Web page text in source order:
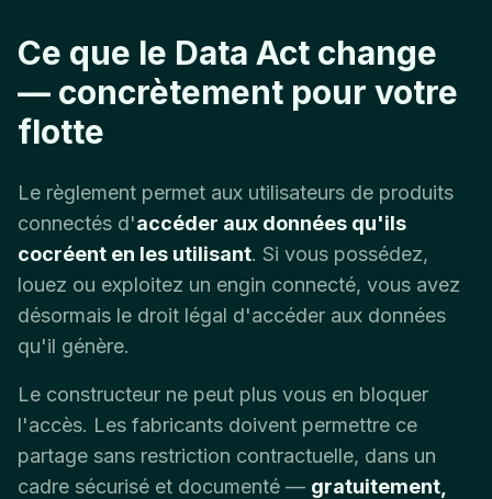
Ce que le Data Act change
— concrètement pour votre
flotte
Le règlement permet aux utilisateurs de produits
connectés d'accéder aux données qu'ils
cocréent en les utilisant. Si vous possédez,
louez ou exploitez un engin connecté, vous avez
désormais le droit légal d'accéder aux données
qu'il génère.
Le constructeur ne peut plus vous en bloquer
l'accès. Les fabricants doivent permettre ce
partage sans restriction contractuelle, dans un
cadre sécurisé et documenté — gratuitement,